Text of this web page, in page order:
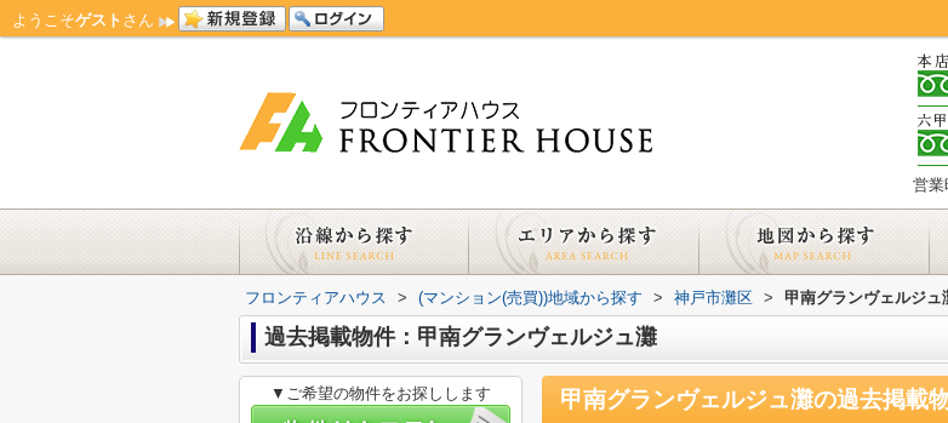
ようこそゲスト さん
営業
フロンティアハウス > (マンション(売買))地域から探す > 神戸市灘区 > 甲南グランヴェルジュ
過去掲載物件：甲南グランヴェルジュ灘
甲南グランヴェルジュ灘の過去掲載
▼ご希望の物件をお探しします